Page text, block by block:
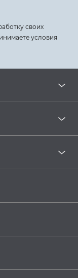
своих
условия